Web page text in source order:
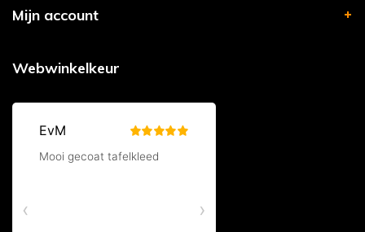
Mijn account
Webwinkelkeur